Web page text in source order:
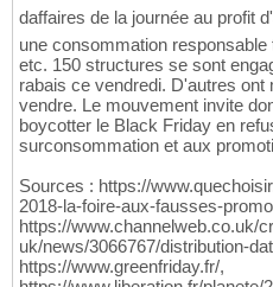
daffaires de la journée au profit
une consommation responsable
etc. 150 structures se sont
rabais ce vendredi. D'autres ont
vendre. Le mouvement invite
boycotter le Black Friday en
surconsommation et aux
Sources : https://
2018-la-foire-aux-fausses-
https://www.channelweb.co.uk/
uk/news/3066767/distribution-
https://www.greenfriday.fr/,